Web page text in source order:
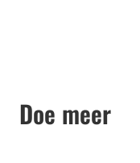
Doe meer